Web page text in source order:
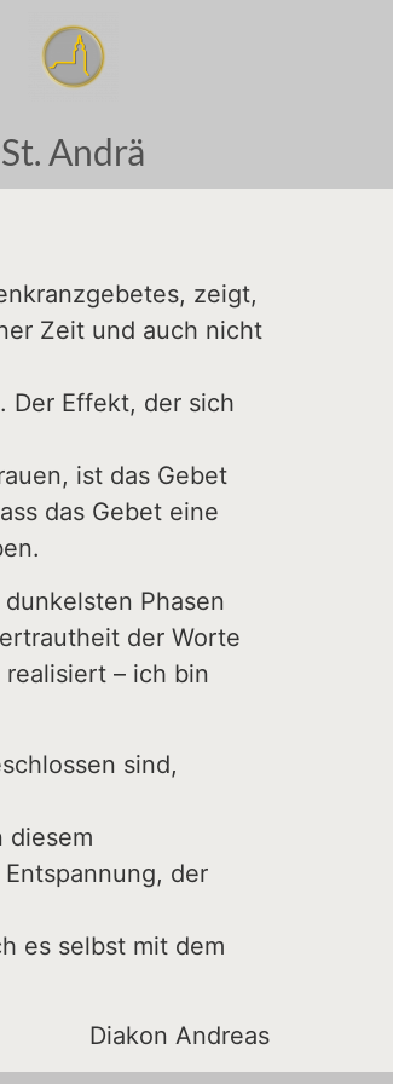
St. Andrä
zeigt,
Zeit und auch nicht
Der Effekt, der sich
ist das Gebet
das Gebet eine
Phasen
der Worte
– ich bin
sind,
diesem
der
es selbst mit dem
Diakon Andreas